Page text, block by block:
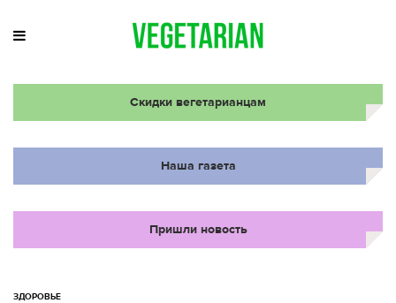
Скидки вегетарианцам
Наша газета
Пришли новость
ЗДОРОВЬЕ